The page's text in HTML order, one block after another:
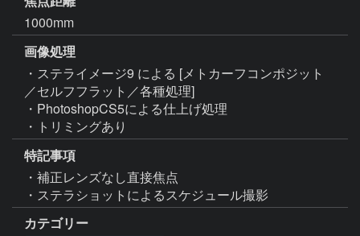
1000mm
画像処理
・ステライメージ9 による [メトカーフコンポジット
／セルフフラット／各種処理]
・PhotoshopCS5による仕上げ処理
・トリミングあり
特記事項
・補正レンズなし直接焦点
・ステラショットによるスケジュール撮影
カテゴリー